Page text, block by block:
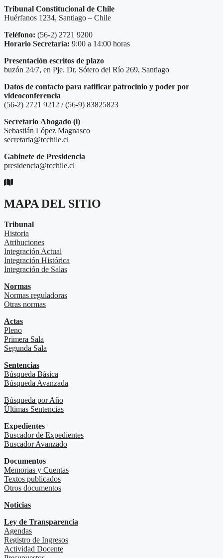
Tribunal Constitucional de Chile
Huérfanos 1234, Santiago – Chile
Teléfono: (56-2) 2721 9200
Horario Secretaría: 9:00 a 14:00 horas
Presentación escritos de plazo
buzón 24/7, en Pje. Dr. Sótero del Río 269, Santiago
Datos de contacto para ratificar patrocinio y poder por
videoconferencia
(56-2) 2721 9212 / (56-9) 83825823
Secretario Abogado (i)
Sebastián López Magnasco
secretaria@tcchile.cl
Gabinete de Presidencia
presidencia@tcchile.cl
MAPA DEL SITIO
Tribunal
Historia
Atribuciones
Integración Actual
Integración Histórica
Integración de Salas
Normas
Normas reguladoras
Otras normas
Actas
Pleno
Primera Sala
Segunda Sala
Sentencias
Búsqueda Básica
Búsqueda Avanzada
Búsqueda por Año
Últimas Sentencias
Expedientes
Buscador de Expedientes
Buscador Avanzado
Documentos
Memorias y Cuentas
Textos publicados
Otros documentos
Noticias
Ley de Transparencia
Agendas
Registro de Ingresos
Actividad Docente